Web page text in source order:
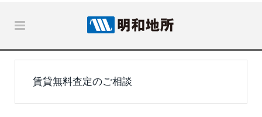
賃貸無料査定のご相談